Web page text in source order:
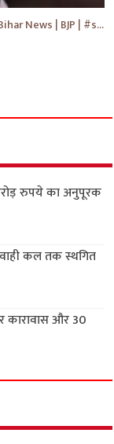
Prashant Kishor का Samrat Chaudhari पर बयान | Bihar News | BJP | #shorts #yt #breaking #news
रुपये का अनुपूरक
कल तक स्थगित
कारावास और 30